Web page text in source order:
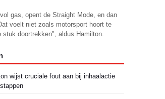
gas, opent de Straight Mode, en dan
voelt niet zoals motorsport hoort te
doortrekken", aldus Hamilton.
wijst cruciale fout aan bij inhaalactie